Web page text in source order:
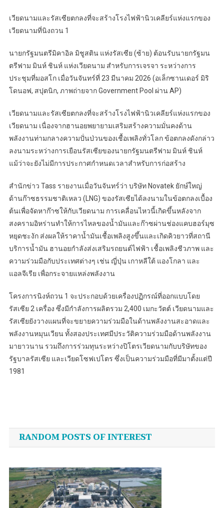
เวียดนามและรัสเซียตกลงที่จะสร้างโรงไฟฟ้านิวเคลียร์แห่งแรกของ
เวียดนามที่นิงถวน 1
นายกรัฐมนตรีมิคาอิล มิชูสติน แห่งรัสเซีย (ซ้าย) ต้อนรับนายกรัฐมน
ตรีฟาม มินห์ ชินห์ แห่งเวียดนาม สำหรับการเจรจา ระหว่างการ
ประชุมที่มอสโก เมื่อวันจันทร์ที่ 23 มีนาคม 2026 (อเล็กซานเดอร์ มิริ
โดนอฟ, สปุตนิก, ภาพถ่ายจาก Government Pool ผ่าน AP)
เวียดนามและรัสเซียตกลงที่จะสร้างโรงไฟฟ้านิวเคลียร์แห่งแรกของ
เวียดนาม เนื่องจากฮานอยพยายามเสริมสร้างความมั่นคงด้าน
พลังงานท่ามกลางความปั่นป่วนของเชื้อเพลิงทั่วโลก ข้อตกลงดังกล่าว
ลงนามระหว่างการเยือนรัสเซียของนายกรัฐมนตรีฟาม มินห์ ชินห์
แม้ว่าจะยังไม่มีการประกาศกำหนดเวลาสำหรับการก่อสร้าง
สำนักข่าว Tass รายงานเมื่อวันจันทร์ว่า บริษัท Novatek ยักษ์ใหญ่
ด้านก๊าซธรรมชาติเหลว (LNG) ของรัสเซียได้ลงนามในข้อตกลงเบื้อง
ต้นเพื่อจัดหาก๊าซให้กับเวียดนาม การเคลื่อนไหวนี้เกิดขึ้นหลังจาก
สงครามอิหร่านทำให้การไหลของน้ำมันและก๊าซผ่านช่องแคบฮอร์มุซ
หยุดชะงัก ส่งผลให้ราคาน้ำมันเชื้อเพลิงสูงขึ้นและเกิดคิวยาวที่สถานี
บริการน้ำมัน ฮานอยกำลังส่งเสริมรถยนต์ไฟฟ้า เชื้อเพลิงชีวภาพ และ
ความร่วมมือกับประเทศต่างๆ เช่น ญี่ปุ่น เกาหลีใต้ แองโกลา และ
แอลจีเรีย เพื่อกระจายแหล่งพลังงาน
โครงการนิงห์ถวน 1 จะประกอบด้วยเครื่องปฏิกรณ์ที่ออกแบบโดย
รัสเซีย 2 เครื่อง ซึ่งมีกำลังการผลิตรวม 2,400 เมกะวัตต์ เวียดนามและ
รัสเซียยังวางแผนที่จะขยายความร่วมมือในด้านพลังงานสะอาดและ
พลังงานหมุนเวียน ทั้งสองประเทศมีประวัติความร่วมมือด้านพลังงาน
มายาวนาน รวมถึงการร่วมทุนระหว่างปิโตรเวียดนามกับบริษัทของ
รัฐบาลรัสเซีย และเวียดโซฟเปโตร ซึ่งเป็นความร่วมมือที่มีมาตั้งแต่ปี
1981
navigation
RANDOM POSTS OF INTEREST